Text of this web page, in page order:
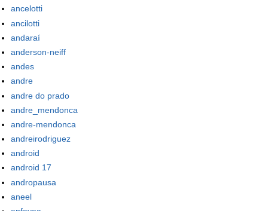
ancelotti
ancilotti
andaraí
anderson-neiff
andes
andre
andre do prado
andre_mendonca
andre-mendonca
andreirodriguez
android
android 17
andropausa
aneel